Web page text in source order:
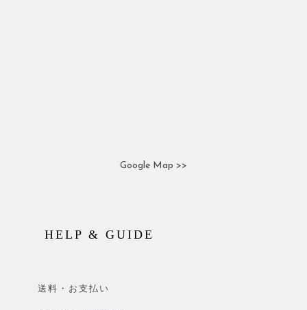
Google Map >>
HELP & GUIDE
送料・お支払い